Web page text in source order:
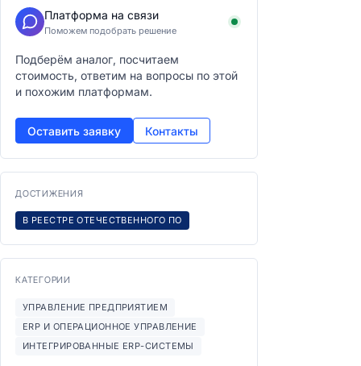
Платформа на связи
Поможем подобрать решение
Подберём аналог, посчитаем
стоимость, ответим на вопросы по этой
и похожим платформам.
Оставить заявку Контакты
ДОСТИЖЕНИЯ
В РЕЕСТРЕ ОТЕЧЕСТВЕННОГО ПО
КАТЕГОРИИ
УПРАВЛЕНИЕ ПРЕДПРИЯТИЕМ
ERP И ОПЕРАЦИОННОЕ УПРАВЛЕНИЕ
ИНТЕГРИРОВАННЫЕ ERP-СИСТЕМЫ